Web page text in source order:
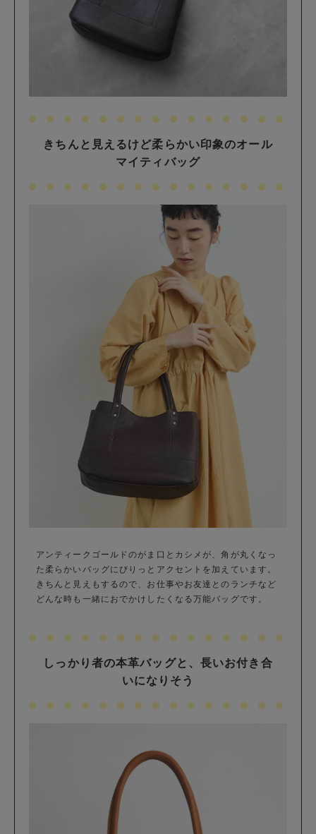
きちんと見えるけど柔らかい印象のオール
マイティバッグ
アンティークゴールドのがま口とカシメが、角が丸くなっ
た柔らかいバッグにぴりっとアクセントを加えています。
きちんと見えもするので、お仕事やお友達とのランチなど
どんな時も一緒におでかけしたくなる万能バッグです。
しっかり者の本革バッグと、長いお付き合
いになりそう